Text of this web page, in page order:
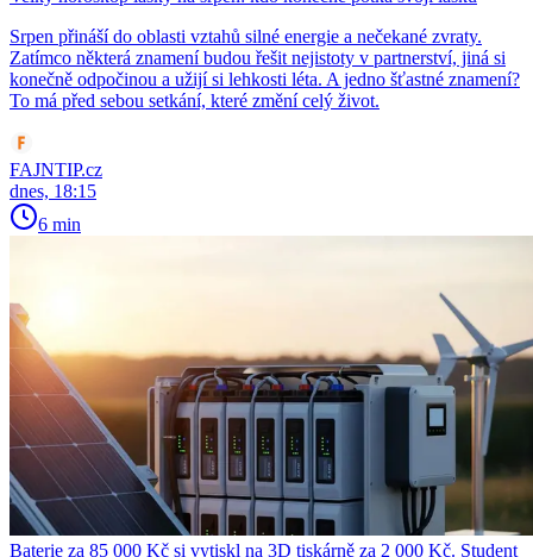
Srpen přináší do oblasti vztahů silné energie a nečekané zvraty.
Zatímco některá znamení budou řešit nejistoty v partnerství, jiná si
konečně odpočinou a užijí si lehkosti léta. A jedno šťastné znamení?
To má před sebou setkání, které změní celý život.
FAJNTIP.cz
dnes, 18:15
6 min
Baterie za 85 000 Kč si vytiskl na 3D tiskárně za 2 000 Kč. Student